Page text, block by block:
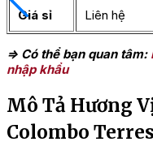
Giá sỉ Liên hệ
=> Có thể bạn quan tâm:
nhập khẩu
Mô Tả Hương
Colombo